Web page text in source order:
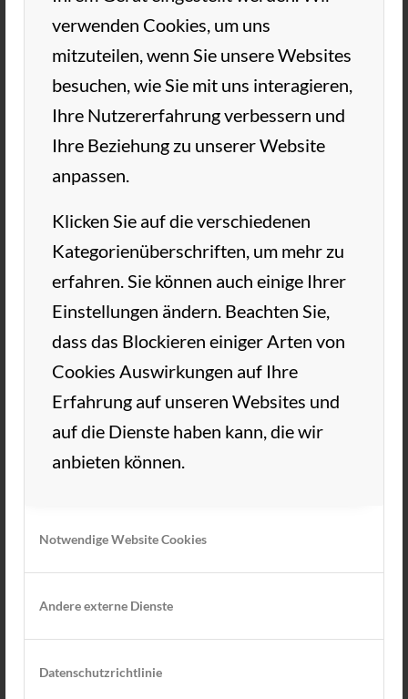
verwenden Cookies, um uns
mitzuteilen, wenn Sie unsere Websites
besuchen, wie Sie mit uns interagieren,
Ihre Nutzererfahrung verbessern und
Ihre Beziehung zu unserer Website
anpassen.
Klicken Sie auf die verschiedenen
Kategorienüberschriften, um mehr zu
erfahren. Sie können auch einige Ihrer
Einstellungen ändern. Beachten Sie,
dass das Blockieren einiger Arten von
Cookies Auswirkungen auf Ihre
Erfahrung auf unseren Websites und
auf die Dienste haben kann, die wir
anbieten können.
Notwendige Website Cookies
Andere externe Dienste
Datenschutzrichtlinie
Viele fleißige Helfer präparieren die Anlage
für das legendäre Schleifchenturnier. Und